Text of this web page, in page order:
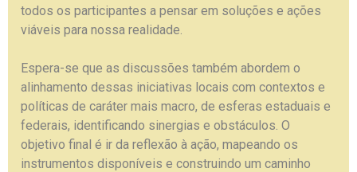
todos os participantes a pensar em soluções e ações
viáveis para nossa realidade.
Espera-se que as discussões também abordem o
alinhamento dessas iniciativas locais com contextos e
políticas de caráter mais macro, de esferas estaduais e
federais, identificando sinergias e obstáculos. O
objetivo final é ir da reflexão à ação, mapeando os
instrumentos disponíveis e construindo um caminho